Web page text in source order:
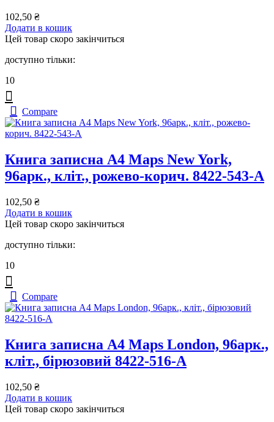
102,50 ₴
Додати в кошик
Цей товар скоро закінчиться
доступно тільки:
10
Compare
Книга записна А4 Maps New York,
96арк., кліт., рожево-корич. 8422-543-A
102,50 ₴
Додати в кошик
Цей товар скоро закінчиться
доступно тільки:
10
Compare
Книга записна А4 Maps London, 96арк.,
кліт., бірюзовий 8422-516-A
102,50 ₴
Додати в кошик
Цей товар скоро закінчиться